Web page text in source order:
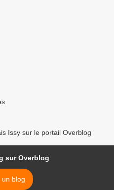
Issy sur le portail Overblog
sur Overblog
un blog